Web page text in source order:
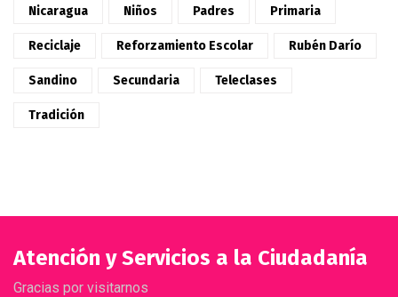
Nicaragua Niños Padres Primaria
Reciclaje Reforzamiento Escolar Rubén Darío
Sandino Secundaria Teleclases
Tradición
Atención y Servicios a la Ciudadanía
Gracias por visitarnos